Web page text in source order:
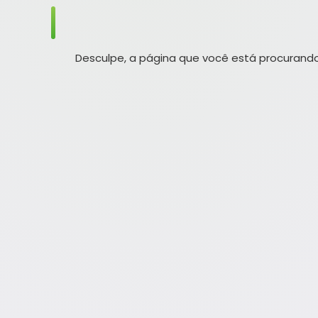
Desculpe, a página que você está